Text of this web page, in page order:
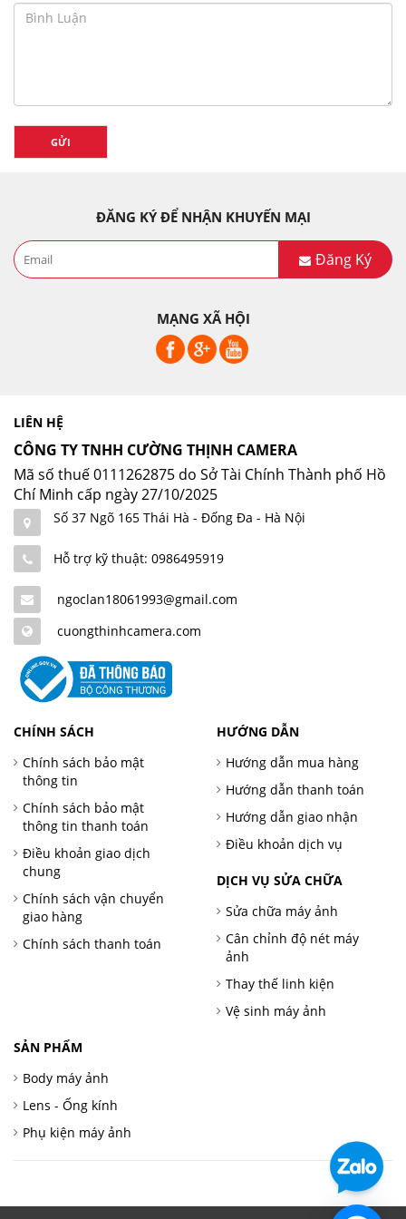
GỬI
ĐĂNG KÝ ĐỂ NHẬN KHUYẾN MẠI
Đăng Ký
MẠNG XÃ HỘI
LIÊN HỆ
CÔNG TY TNHH CƯỜNG THỊNH CAMERA
Mã số thuế 0111262875 do Sở Tài Chính Thành phố Hồ
Chí Minh cấp ngày 27/10/2025
Số 37 Ngõ 165 Thái Hà - Đống Đa - Hà Nội
Hỗ trợ kỹ thuật: 0986495919
ngoclan18061993@gmail.com
cuongthinhcamera.com
CHÍNH SÁCH
Chính sách bảo mật
thông tin
Chính sách bảo mật
thông tin thanh toán
Điều khoản giao dịch
chung
Chính sách vận chuyển
giao hàng
Chính sách thanh toán
HƯỚNG DẪN
Hướng dẫn mua hàng
Hướng dẫn thanh toán
Hướng dẫn giao nhận
Điều khoản dịch vụ
DỊCH VỤ SỬA CHỮA
Sửa chữa máy ảnh
Cân chỉnh độ nét máy
ảnh
Thay thế linh kiện
Vệ sinh máy ảnh
SẢN PHẨM
Body máy ảnh
Lens - Ống kính
Phụ kiện máy ảnh